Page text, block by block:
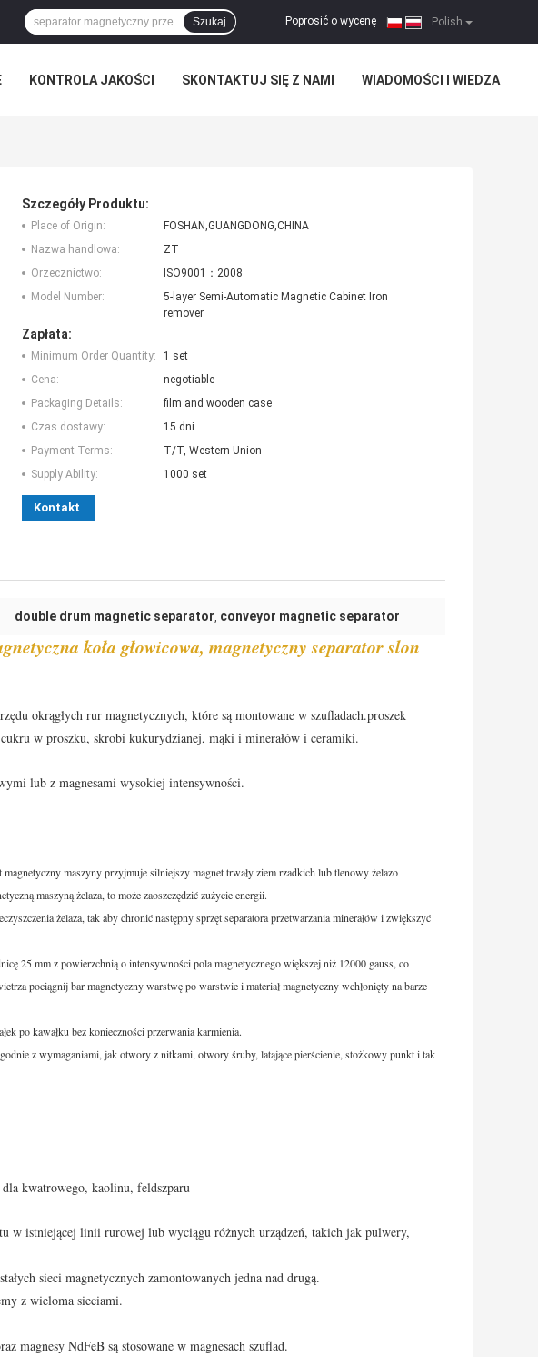
Polish
Poprosić o wycenę |
Szukaj
KONTROLA JAKOŚCI SKONTAKTUJ SIĘ Z NAMI WIADOMOŚCI I WIEDZA
Szczegóły Produktu:
Place of Origin:
FOSHAN,GUANGDONG,CHINA
Nazwa handlowa:
ZT
Orzecznictwo:
ISO9001：2008
Model Number:
5-layer Semi-Automatic Magnetic Cabinet Iron
remover
Zapłata:
Minimum Order Quantity:
1 set
Cena:
negotiable
Packaging Details:
film and wooden case
Czas dostawy:
15 dni
Payment Terms:
T/T, Western Union
Supply Ability:
1000 set
Kontakt
double drum magnetic separator, conveyor magnetic separator
koła głowicowa, magnetyczny separator slon
okrągłych rur magnetycznych, które są montowane w szufladach.proszek
w proszku, skrobi kukurydzianej, mąki i minerałów i ceramiki.
lub z magnesami wysokiej intensywności.
maszyny przyjmuje silniejszy magnet trwały ziem rzadkich lub tlenowy żelazo
maszyną żelaza, to może zaoszczędzić zużycie energii.
żelaza, tak aby chronić następny sprzęt separatora przetwarzania minerałów i zwiększyć
25 mm z powierzchnią o intensywności pola magnetycznego większej niż 12000 gauss, co
pociągnij bar magnetyczny warstwę po warstwie i materiał magnetyczny wchłonięty na barze
po kawałku bez konieczności przerwania karmienia.
z wymaganiami, jak otwory z nitkami, otwory śruby, latające pierścienie, stożkowy punkt i tak
dla kwatrowego, kaolinu, feldszparu
w istniejącej linii rurowej lub wyciągu różnych urządzeń, takich jak pulwery,
sieci magnetycznych zamontowanych jedna nad drugą.
z wieloma sieciami.
magnesy NdFeB są stosowane w magnesach szuflad.